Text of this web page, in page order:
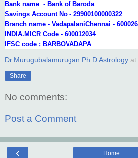
Bank name - Bank of Baroda
Savings Account No - 29900100000322
Branch name - VadapalaniChennai -
INDIA. MICR Code - 600012034
IFSC code ; BARBOVADAPA
Dr.Murugubalamurugan Ph.D Astrology at
Share
No comments:
Post a Comment
‹ Home